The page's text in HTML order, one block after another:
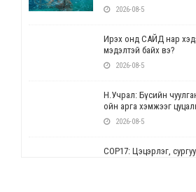
2026-08-5
Ирэх онд САЙД нар
мэдэлтэй байх вэ?
2026-08-5
Н.Учрал: Бүсийн
ойн арга хэмжээг
2026-08-5
СОР17: Цэцэрлэг,